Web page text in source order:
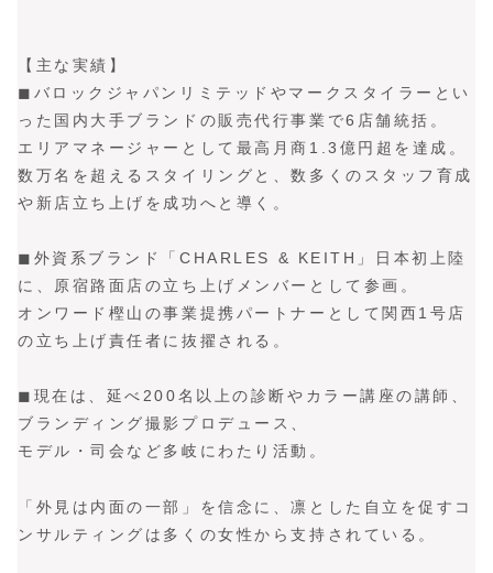
【主な実績】
◼バロックジャパンリミテッドやマークスタイラーとい
った国内大手ブランドの販売代行事業で6店舗統括。
エリアマネージャーとして最高月商1.3億円超を達成。
数万名を超えるスタイリングと、数多くのスタッフ育成
や新店立ち上げを成功へと導く。
◼外資系ブランド「CHARLES & KEITH」日本初上陸
に、原宿路面店の立ち上げメンバーとして参画。
オンワード樫山の事業提携パートナーとして関西1号店
の立ち上げ責任者に抜擢される。
◼現在は、延べ200名以上の診断やカラー講座の講師、
ブランディング撮影プロデュース、
モデル・司会など多岐にわたり活動。
「外見は内面の一部」を信念に、凛とした自立を促すコ
ンサルティングは多くの女性から支持されている。